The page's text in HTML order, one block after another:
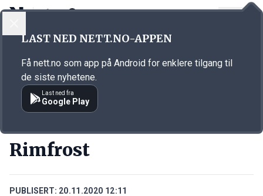
Annonsørinnhold
Rimfrost
PUBLISERT: 20.11.2020 12:11
LAST NED NETT.NO-APPEN
Få nett.no som app på Android for enklere tilgang til
de siste nyhetene.
Last ned fra
Google Play